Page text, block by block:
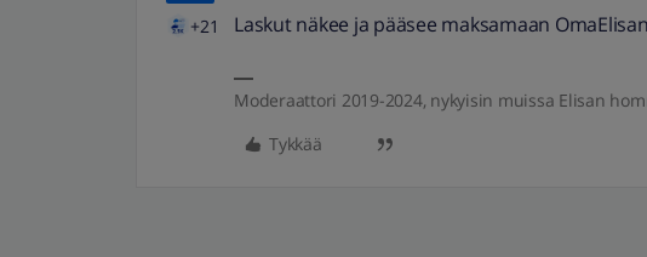
+21
Laskut näkee ja pääsee maksamaan
Moderaattori 2019-2024, nykyisin muissa Elisan
Tykkää